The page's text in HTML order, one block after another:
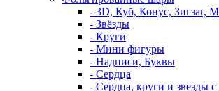
- 3D, Куб, Конус, Зигзаг,
- Звёзды
- Круги
- Мини фигуры
- Надписи, Буквы
- Сердца
- Сердца, круги и звезды